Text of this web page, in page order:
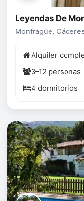
Leyendas De
Monfragüe, Cáceres
Alquiler
3–12 personas
4 dormitorios